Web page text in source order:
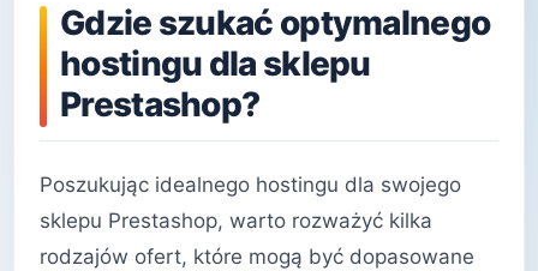
Gdzie szukać optymalnego
hostingu dla sklepu
Prestashop?
Poszukując idealnego hostingu dla swojego
sklepu Prestashop, warto rozważyć kilka
rodzajów ofert, które mogą być dopasowane